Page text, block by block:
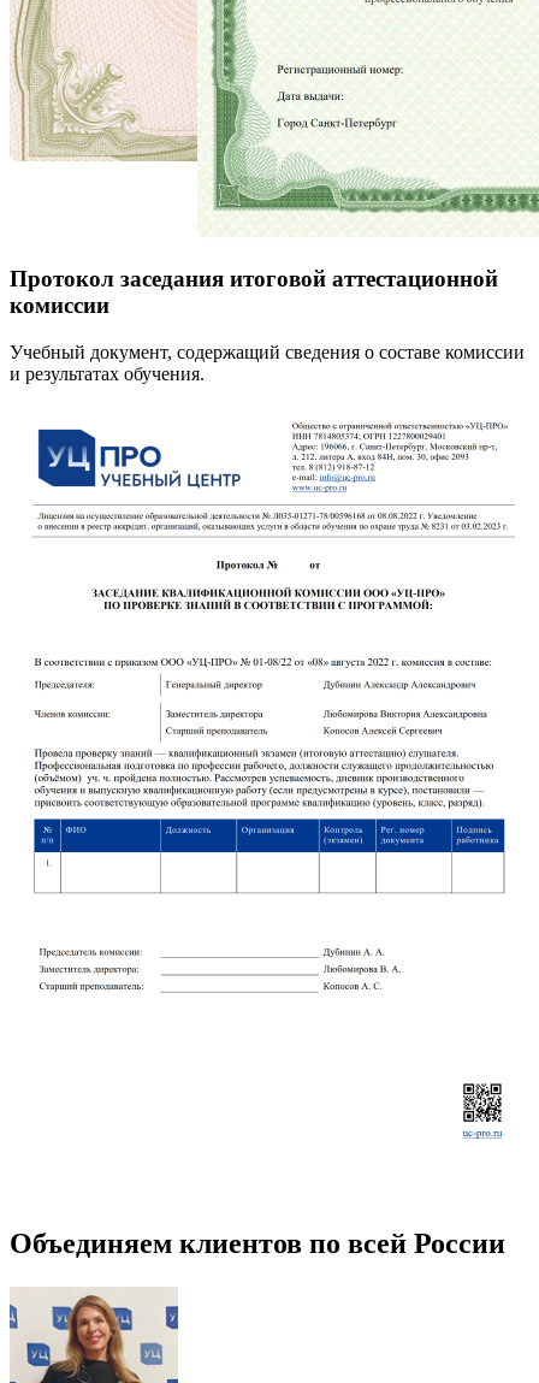
Протокол заседания итоговой аттестационной
комиссии
Учебный документ, содержащий сведения о составе комиссии
и результатах обучения.
Объединяем клиентов по всей России